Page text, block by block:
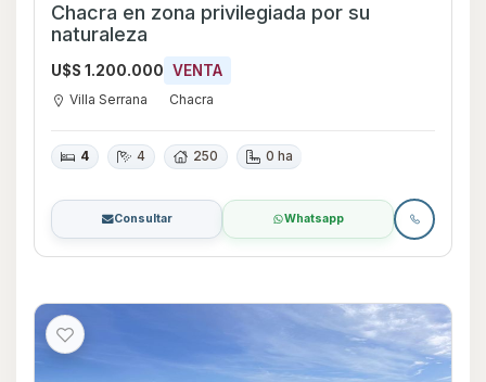
Chacra en zona privilegiada por su
naturaleza
U$S 1.200.000 VENTA
Villa Serrana Chacra
4 4 250 0 ha
Consultar Whatsapp